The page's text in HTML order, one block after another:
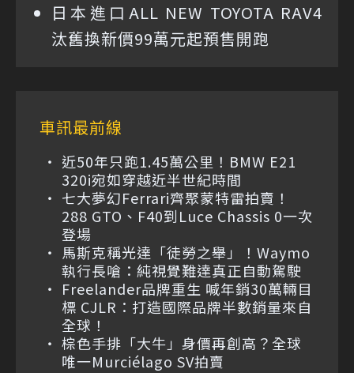
日本進口ALL NEW TOYOTA RAV4
汰舊換新價99萬元起預售開跑
車訊最前線
近50年只跑1.45萬公里！BMW E21
320i宛如穿越近半世紀時間
七大夢幻Ferrari齊聚蒙特雷拍賣！
288 GTO、F40到Luce Chassis 0一次
登場
馬斯克稱光達「徒勞之舉」！Waymo
執行長嗆：純視覺難達真正自動駕駛
Freelander品牌重生 喊年銷30萬輛目
標 CJLR：打造國際品牌半數銷量來自
全球！
棕色手排「大牛」身價再創高？全球
唯一Murciélago SV拍賣